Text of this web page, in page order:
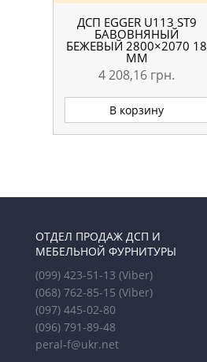
ДСП EGGER U113 ST9
БАВОВНЯНЫЙ
БЕЖЕВЫЙ 2800×2070 18
ММ
4 208,16 грн.
В корзину
ОТДЕЛ ПРОДАЖ ДСП И
МЕБЕЛЬНОЙ ФУРНИТУРЫ
(099) 423-51-13(Viber)
(068) 762-85-15(Viber)
(097) 445-02-80
(096) 791-89-48
peral-f@ukr.net